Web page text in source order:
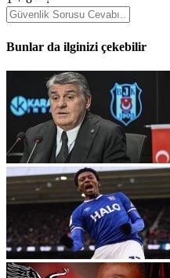
Bunlar da ilginizi çekebilir